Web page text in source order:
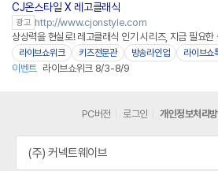
CJ온스타일 X 레고클래식
광고 http://www.cjonstyle.com
상상력을 현실로! 레고클래식 인기 시리즈, 지금 필요한
라이브쇼위크 키즈전문관 방송라인업 라이브쇼
이벤트 라이브쇼위크 8/3-8/9
PC버전 로그인 개인정보처리
(주) 커넥트웨이브